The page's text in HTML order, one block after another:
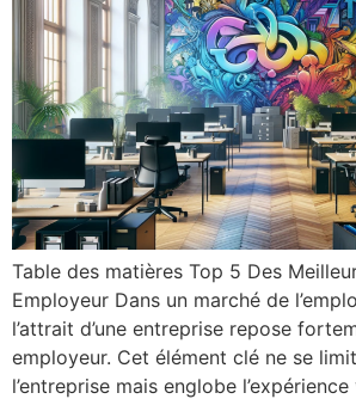
Table des matières Top 5 Des
Employeur Dans un marché de
l’attrait d’une entreprise repose
employeur. Cet élément clé ne se
l’entreprise mais englobe